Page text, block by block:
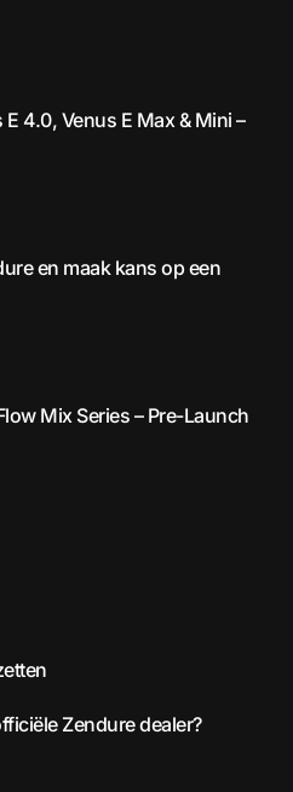
4.0, Venus E Max & Mini –
en maak kans op een
Mix Series – Pre-Launch
Zendure dealer?